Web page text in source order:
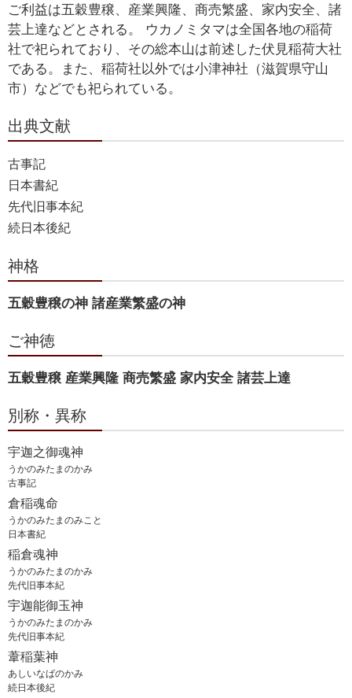
ご利益は五穀豊穣、産業興隆、商売繁盛、家内安全、諸
芸上達などとされる。 ウカノミタマは全国各地の稲荷
社で祀られており、その総本山は前述した伏見稲荷大社
である。また、稲荷社以外では小津神社（滋賀県守山
市）などでも祀られている。
出典文献
古事記
日本書紀
先代旧事本紀
続日本後紀
神格
五穀豊穣の神 諸産業繁盛の神
ご神徳
五穀豊穣 産業興隆 商売繁盛 家内安全 諸芸上達
別称・異称
宇迦之御魂神
うかのみたまのかみ
古事記
倉稲魂命
うかのみたまのみこと
日本書紀
稲倉魂神
うかのみたまのかみ
先代旧事本紀
宇迦能御玉神
うかのみたまのかみ
先代旧事本紀
葦稲葉神
あしいなばのかみ
続日本後紀